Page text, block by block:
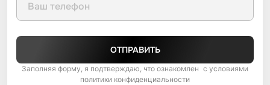
ОТПРАВИТЬ
Заполняя форму, я подтверждаю, что ознакомлен с условиями
политики конфиденциальности